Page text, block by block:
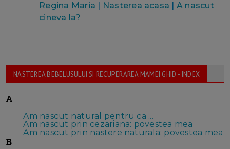
Regina Maria
Nasterea acasa
A nascut
cineva la?
NASTEREA BEBELUSULUI SI RECUPERAREA MAMEI GHID - INDEX
A
Am nascut natural pentru ca ...
Am nascut prin cezariana: povestea mea
Am nascut prin nastere naturala: povestea mea
B